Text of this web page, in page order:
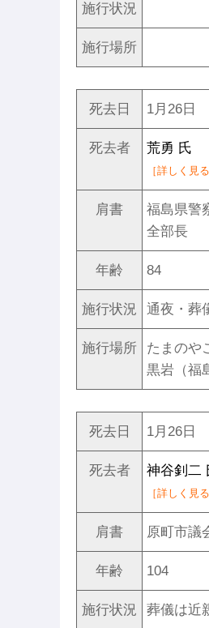
施行状況
施行場所
死去日 1月26日
死去者 荒勇 氏
［詳しく見る
肩書
福島県警
全部長
年齢 84
施行状況 通夜・葬
施行場所
たまのや
黒岩（福
死去日 1月26日
死去者 神谷釗二
［詳しく見る
肩書 原町市議
年齢 104
施行状況 葬儀は近